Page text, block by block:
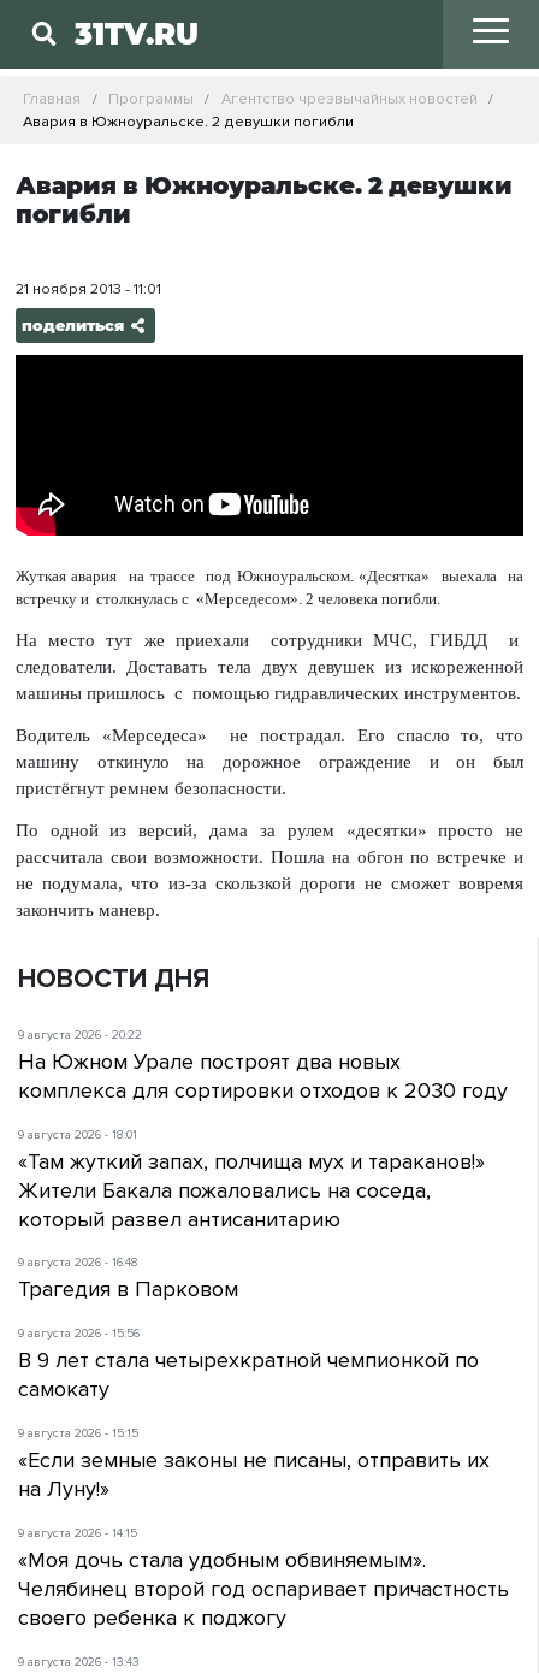
31TV.RU
Главная Программы
Агентство чрезвычайных новостей
Авария в Южноуральске. 2 девушки погибли
Авария в Южноуральске. 2 девушки
погибли
21 ноября 2013 - 11:01
поделиться
Жуткая авария на трассе под Южноуральском. «Десятка» выехала на
встречку и столкнулась с «Мерседесом». 2 человека погибли.
На место тут же приехали сотрудники МЧС, ГИБДД и
следователи. Доставать тела двух девушек из искореженной
машины пришлось с помощью гидравлических инструментов.
Водитель «Мерседеса» не пострадал. Его спасло то, что
машину откинуло на дорожное ограждение и он был
пристёгнут ремнем безопасности.
По одной из версий, дама за рулем «десятки» просто не
рассчитала свои возможности. Пошла на обгон по встречке и
не подумала, что из-за скользкой дороги не сможет вовремя
закончить маневр.
НОВОСТИ ДНЯ
9 августа 2026 - 20:22
На Южном Урале построят два новых
комплекса для сортировки отходов к 2030 году
9 августа 2026 - 18:01
«Там жуткий запах, полчища мух и тараканов!»
Жители Бакала пожаловались на соседа,
который развел антисанитарию
9 августа 2026 - 16:48
Трагедия в Парковом
9 августа 2026 - 15:56
В 9 лет стала четырехкратной чемпионкой по
самокату
9 августа 2026 - 15:15
«Если земные законы не писаны, отправить их
на Луну!»
9 августа 2026 - 14:15
«Моя дочь стала удобным обвиняемым».
Челябинец второй год оспаривает причастность
своего ребенка к поджогу
9 августа 2026 - 13:43